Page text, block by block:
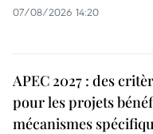
07/08/2026 14:20
APEC 2027 : des
pour les projets
mécanismes